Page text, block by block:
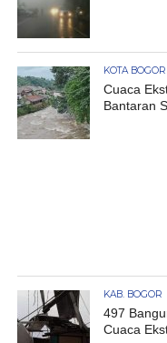
KOTA BOGOR
Cuaca
Bantaran
KAB. BOGOR
497
Cuaca